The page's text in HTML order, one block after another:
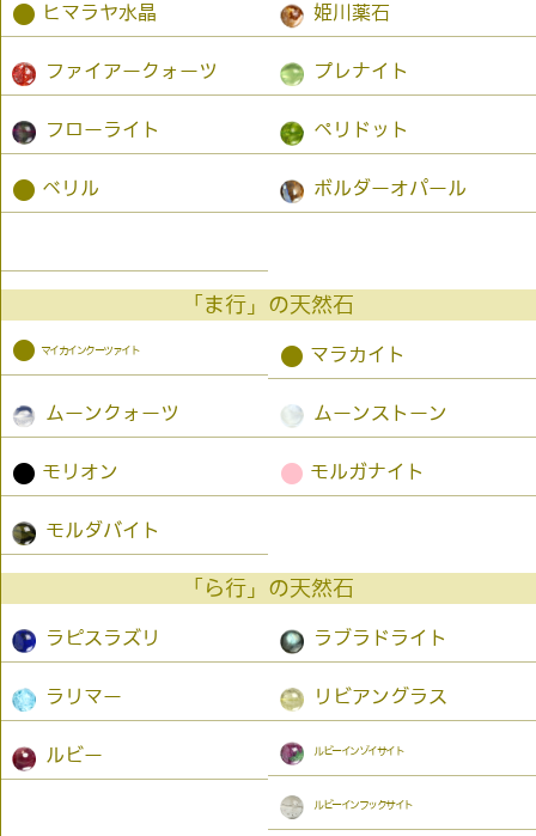
● ヒマラヤ水晶 姫川薬石
ファイアークォーツ プレナイト
フローライト ペリドット
● ベリル ボルダーオパール
「ま行」の天然石
● マイカインクーツァイト ● マラカイト
ムーンクォーツ ムーンストーン
● モリオン ● モルガナイト
モルダバイト
「ら行」の天然石
ラピスラズリ ラブラドライト
ラリマー リビアングラス
ルビー ルビーインゾイサイト
ルビーインフックサイト